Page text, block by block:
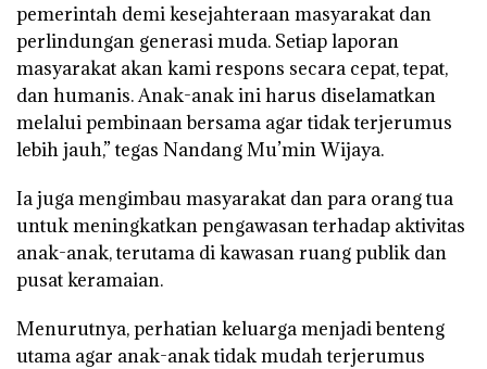
pemerintah demi kesejahteraan masyarakat dan
perlindungan generasi muda. Setiap laporan
masyarakat akan kami respons secara cepat, tepat,
dan humanis. Anak-anak ini harus diselamatkan
melalui pembinaan bersama agar tidak terjerumus
lebih jauh,” tegas Nandang Mu’min Wijaya.
Ia juga mengimbau masyarakat dan para orang tua
untuk meningkatkan pengawasan terhadap aktivitas
anak-anak, terutama di kawasan ruang publik dan
pusat keramaian.
Menurutnya, perhatian keluarga menjadi benteng
utama agar anak-anak tidak mudah terjerumus